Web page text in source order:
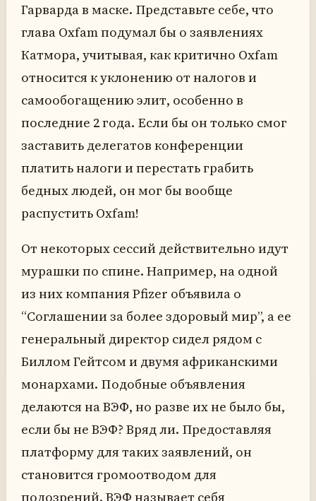
Гарварда в маске. Представьте себе, что
глава Oxfam подумал бы о заявлениях
Катмора, учитывая, как критично Oxfam
относится к уклонению от налогов и
самообогащению элит, особенно в
последние 2 года. Если бы он только смог
заставить делегатов конференции
платить налоги и перестать грабить
бедных людей, он мог бы вообще
распустить Oxfam!
От некоторых сессий действительно идут
мурашки по спине. Например, на одной
из них компания Pfizer объявила о
“Соглашении за более здоровый мир”, а ее
генеральный директор сидел рядом с
Биллом Гейтсом и двумя африканскими
монархами. Подобные объявления
делаются на ВЭФ, но разве их не было бы,
если бы не ВЭФ? Вряд ли. Предоставляя
платформу для таких заявлений, он
становится громоотводом для
подозрений. ВЭФ называет себя